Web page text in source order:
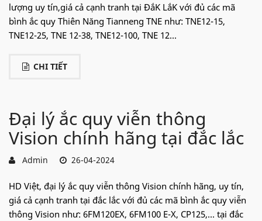
lượng uy tín,giá cả cạnh tranh tại ĐắK LắK với đủ các mã
bình ắc quy Thiên Năng Tianneng TNE như: TNE12-15,
TNE12-25, TNE 12-38, TNE12-100, TNE 12...
CHI TIẾT
Đại lý ắc quy viễn thông
Vision chính hãng tại đắc lắc
Admin 26-04-2024
HD Việt, đại lý ắc quy viễn thông Vision chính hãng, uy tín,
giá cả cạnh tranh tại đắc lắc với đủ các mã bình ắc quy viễn
thông Vision như: 6FM120EX, 6FM100 E-X, CP125,... tại đắc